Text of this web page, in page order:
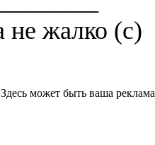
не жалко (с)
Здесь может быть ваша реклама